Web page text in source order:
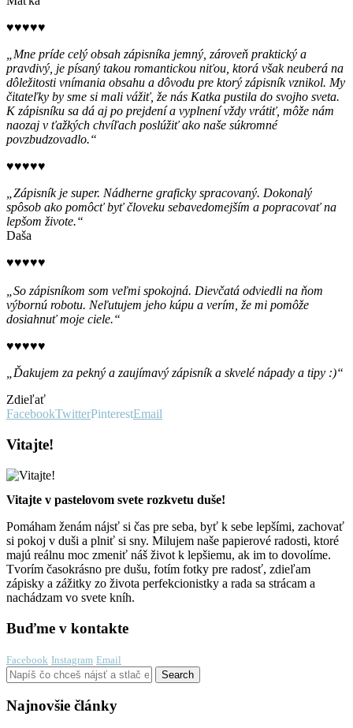
♥♥♥♥♥
„Mne príde celý obsah zápisníka jemný, zároveň praktický a
pravdivý, je písaný takou romantickou niťou, ktorá však neuberá na
dôležitosti vnímania obsahu a dôvodu pre ktorý zápisník vznikol. My
čitateľky by sme si mali vážiť, že nás Katka pustila do svojho sveta.
K zápisníku sa dá aj po prejdení a vyplnení vždy vrátiť, môže nám
naozaj v ťažkých chvíľach poslúžiť ako naše súkromné
povzbudzovadlo.“
♥♥♥♥♥
„Zápisník je super. Nádherne graficky spracovaný. Dokonalý
spôsob ako pomôcť byť človeku sebavedomejším a popracovať na
lepšom živote.“
Daša
♥♥♥♥♥
„So zápisníkom som veľmi spokojná. Dievčatá odviedli na ňom
výbornú robotu. Neľutujem jeho kúpu a verím, že mi pomôže
dosiahnuť moje ciele.“
♥♥♥♥♥
„Ďakujem za pekný a zaujímavý zápisník a skvelé nápady a tipy :)“
Zdieľať
FacebookTwitterPinterestEmail
Vitajte!
Vitajte v pastelovom svete rozkvetu duše!
Pomáham ženám nájsť si čas pre seba, byť k sebe lepšími, zachovať
si pokoj v duši a plniť si sny. Milujem naše papierové radosti, ktoré
majú reálnu moc zmeniť náš život k lepšiemu, ak im to dovolíme.
Tvorím časokrásno pre dušu, fotím fotky pre radosť, zdieľam
zápisky a zážitky zo života perfekcionistky a rada sa strácam a
nachádzam vo svete kníh.
Buďme v kontakte
Facebook Instagram Email
Najnovšie články